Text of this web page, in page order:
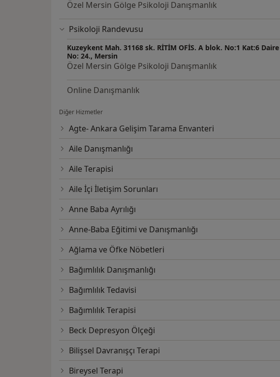
Özel Mersin Gölge Psikoloji Danışmanlık
Psikoloji Randevusu
Kuzeykent Mah. 31168 sk. RİTİM OFİS. A blok. No:1 Kat:6 Daire
No: 24., Mersin
Özel Mersin Gölge Psikoloji Danışmanlık
Online Danışmanlık
Diğer Hizmetler
Agte- Ankara Gelişim Tarama Envanteri
Aile Danışmanlığı
Aile Terapisi
Aile İçi İletişim Sorunları
Anne Baba Ayrılığı
Anne-Baba Eğitimi ve Danışmanlığı
Ağlama ve Öfke Nöbetleri
Bağımlılık Danışmanlığı
Bağımlılık Tedavisi
Bağımlılık Terapisi
Beck Depresyon Ölçeği
Bilişsel Davranışçı Terapi
Bireysel Terapi